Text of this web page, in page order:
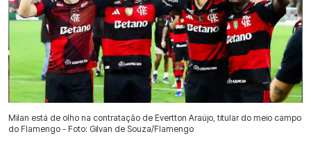
Milan está de olho na contratação de Evertton Araújo, titular do meio campo
do Flamengo - Foto: Gilvan de Souza/Flamengo